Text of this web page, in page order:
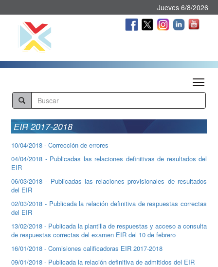
Jueves 6/8/2026
EIR 2017-2018
10/04/2018 - Corrección de errores
04/04/2018 - Publicadas las relaciones definitivas de resultados del
EIR
06/03/2018 - Publicadas las relaciones provisionales de resultados
del EIR
02/03/2018 - Publicada la relación definitiva de respuestas correctas
del EIR
13/02/2018 - Publicada la plantilla de respuestas y acceso a consulta
de respuestas correctas del examen EIR del 10 de febrero
16/01/2018 - Comisiones calificadoras EIR 2017-2018
09/01/2018 - Publicada la relación definitiva de admitidos del EIR